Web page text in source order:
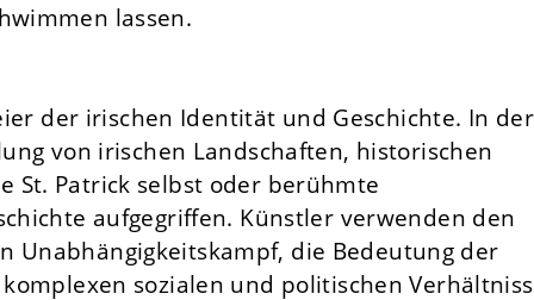
lassen.
der irischen Identität und Geschichte. In der
von irischen Landschaften, historischen
St. Patrick selbst oder berühmte
aufgegriffen. Künstler verwenden den
Unabhängigkeitskampf, die Bedeutung der
sozialen und politischen